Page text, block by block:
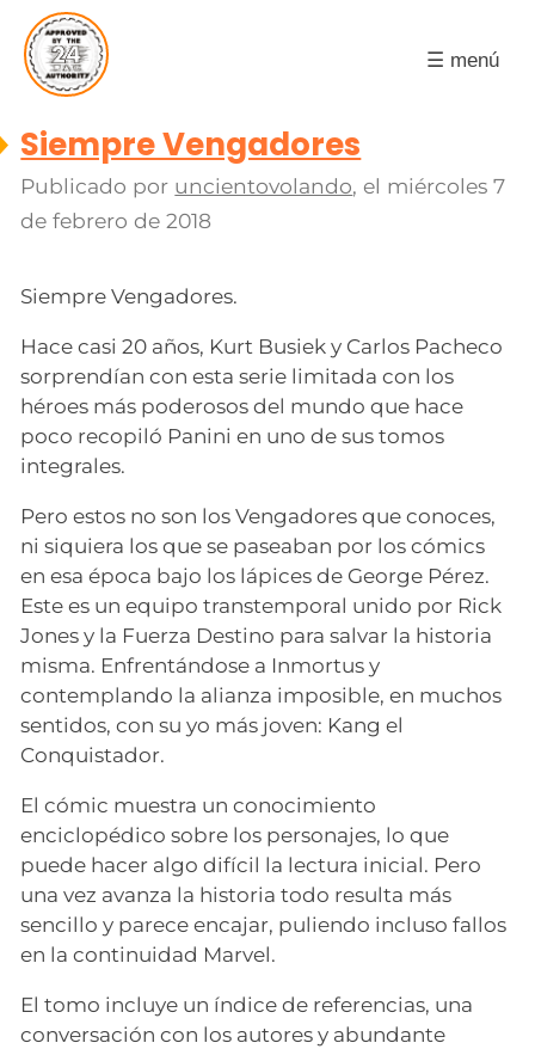
☰ menú
Siempre Vengadores
Publicado por uncientovolando, el miércoles 7
de febrero de 2018
Siempre Vengadores.
Hace casi 20 años, Kurt Busiek y Carlos Pacheco
sorprendían con esta serie limitada con los
héroes más poderosos del mundo que hace
poco recopiló Panini en uno de sus tomos
integrales.
Pero estos no son los Vengadores que conoces,
ni siquiera los que se paseaban por los cómics
en esa época bajo los lápices de George Pérez.
Este es un equipo transtemporal unido por Rick
Jones y la Fuerza Destino para salvar la historia
misma. Enfrentándose a Inmortus y
contemplando la alianza imposible, en muchos
sentidos, con su yo más joven: Kang el
Conquistador.
El cómic muestra un conocimiento
enciclopédico sobre los personajes, lo que
puede hacer algo difícil la lectura inicial. Pero
una vez avanza la historia todo resulta más
sencillo y parece encajar, puliendo incluso fallos
en la continuidad Marvel.
El tomo incluye un índice de referencias, una
conversación con los autores y abundante